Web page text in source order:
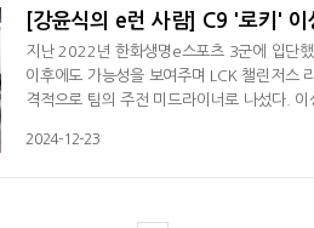
[강윤식의 e런 사람] C9 '로키'
지난 2022년 한화생명e스포츠 3군에 입단
이후에도 가능성을 보여주며 LCK 챌린저스
격적으로 팀의 주전 미드라이너로 나섰다.
(LTA)의 클라우드 나인(C9)이었다. 아메리
2024-12-23